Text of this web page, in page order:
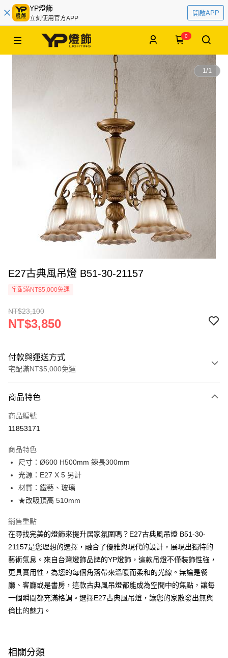
YP燈飾
立刻使用官方APP
開啟APP
0
1/1
E27古典風吊燈 B51-30-21157
宅配滿NT$5,000免運
NT$23,100
NT$3,850
付款與運送方式
宅配滿NT$5,000免運
信用卡一次付款
LINE Pay
街口支付
悠遊付
Google Pay
全盈+PAY
AFTEE先享後付
相關說明
【關於「AFTEE先享後付」】
AFTEE先享後付是「在收到商品之後才付款」的支付方式。 讓您購物簡單
便利好安心！
１．簡單：不需註冊會員、不需綁卡、不需儲值。
２．便利：只要手機號碼，簡訊認證，即可結帳。
２．訂單成立數日內，您將收到繳費通知簡訊。
新竹貨運宅配
商品特色
商品編號
11853171
商品特色
尺寸：Ø600 H500mm 鍊長300mm
光源：E27 X 5 另計
材質：鐵藝、玻璃
★改吸頂高 510mm
銷售重點
在尋找完美的燈飾來提升居家氛圍嗎？E27古典風吊燈 B51-30-
21157是您理想的選擇，融合了優雅與現代的設計，展現出獨特的
藝術氣息。來自台灣燈飾品牌的YP燈飾，這款吊燈不僅裝飾性強，
更具實用性，為您的每個角落帶來溫暖而柔和的光線。無論是餐
廳、客廳或是書房，這款古典風吊燈都能成為空間中的焦點，讓每
一個瞬間都充滿格調。選擇E27古典風吊燈，讓您的家散發出無與
倫比的魅力。
相關分類